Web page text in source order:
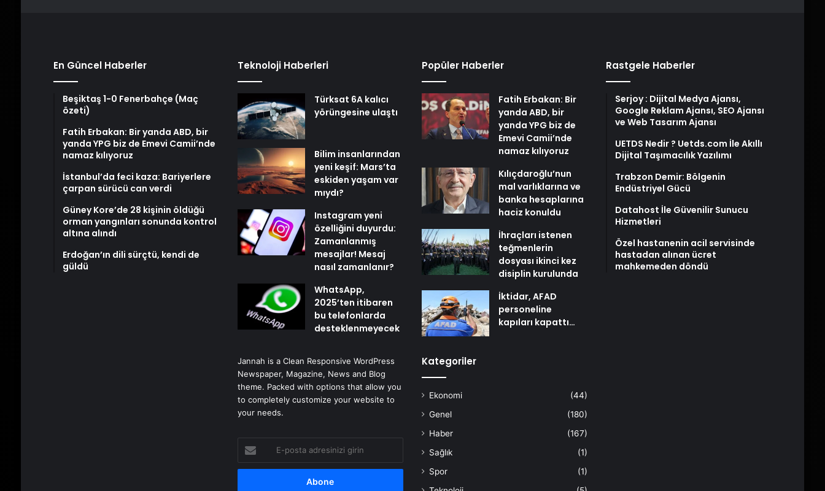
En Güncel Haberler
Beşiktaş 1-0 Fenerbahçe (Maç
özeti)
Fatih Erbakan: Bir yanda ABD, bir
yanda YPG biz de Emevi Camii’nde
namaz kılıyoruz
İstanbul’da feci kaza: Bariyerlere
çarpan sürücü can verdi
Güney Kore’de 28 kişinin öldüğü
orman yangınları sonunda kontrol
altına alındı
Erdoğan’ın dili sürçtü, kendi de
güldü
Teknoloji Haberleri
Türksat 6A kalıcı
yörüngesine ulaştı
Bilim insanlarından
yeni keşif: Mars’ta
eskiden yaşam var
mıydı?
Instagram yeni
özelliğini duyurdu:
Zamanlanmış
mesajlar! Mesaj
nasıl zamanlanır?
WhatsApp,
2025’ten itibaren
bu telefonlarda
desteklenmeyecek
Jannah is a Clean Responsive WordPress
Newspaper, Magazine, News and Blog
theme. Packed with options that allow you
to completely customize your website to
your needs.
posta
adresinizi
Popüler Haberler
Fatih Erbakan: Bir
yanda ABD, bir
yanda YPG biz de
Emevi Camii’nde
namaz kılıyoruz
Kılıçdaroğlu’nun
mal varlıklarına ve
banka hesaplarına
haciz konuldu
İhraçları istenen
teğmenlerin
dosyası ikinci kez
disiplin kurulunda
İktidar, AFAD
personeline
kapıları kapattı…
Kategoriler
Ekonomi
(44)
Genel
(180)
Haber
(167)
Sağlık
(1)
Spor
(1)
Rastgele Haberler
Serjoy : Dijital Medya Ajansı,
Google Reklam Ajansı, SEO Ajansı
ve Web Tasarım Ajansı
UETDS Nedir ? Uetds.com İle Akıllı
Dijital Taşımacılık Yazılımı
Trabzon Demir: Bölgenin
Endüstriyel Gücü
Datahost İle Güvenilir Sunucu
Hizmetleri
Özel hastanenin acil servisinde
hastadan alınan ücret
mahkemeden döndü